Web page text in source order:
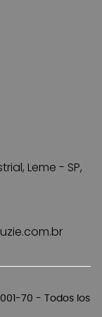
70 - Todos los
Leme - SP,